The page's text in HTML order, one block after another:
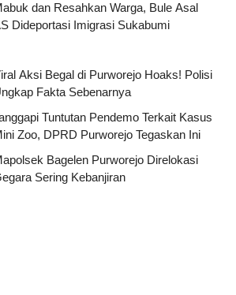
dan Resahkan Warga, Bule Asal
Dideportasi Imigrasi Sukabumi
Aksi Begal di Purworejo Hoaks! Polisi
Fakta Sebenarnya
Tuntutan Pendemo Terkait Kasus
Zoo, DPRD Purworejo Tegaskan Ini
Bagelen Purworejo Direlokasi
Sering Kebanjiran